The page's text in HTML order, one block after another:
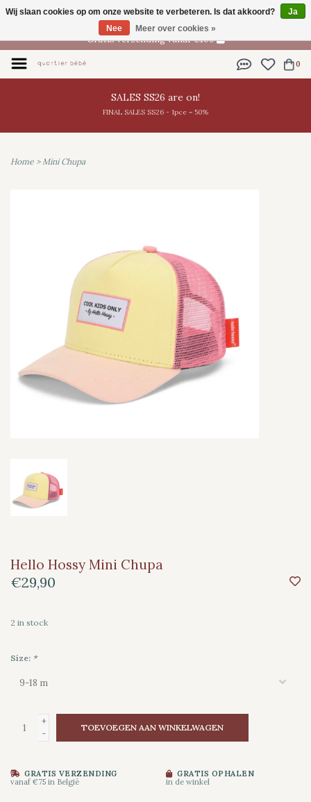
NL
Gratis verzending vanaf €100
0
SALES SS26 are on!
FINAL SALES SS26 - 1pce = 50%
Home >Mini Chupa
Hello Hossy Mini Chupa
€29,90
2 in stock
Size: *
+
-
TOEVOEGEN AAN WINKELWAGEN
GRATIS VERZENDING
vanaf €75 in België
GRATIS OPHALEN
in de winkel
Wij slaan cookies op om onze website te verbeteren. Is dat akkoord?
Ja
Nee
Meer over cookies »